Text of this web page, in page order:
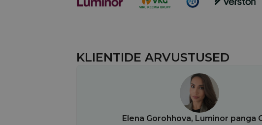
KLIENTIDE ARVUSTUSED
Elena Gorohhova, Luminor panga